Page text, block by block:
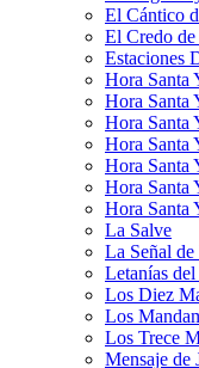
El Cántico
El Credo
Estaciones
Hora Santa
Hora Santa
Hora Santa
Hora Santa
Hora Santa
Hora Santa
Hora Santa
La Salve
La Señal
Letanías
Los Diez
Los
Los Trece
Mensaje de